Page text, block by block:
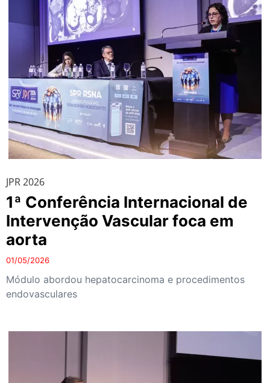
JPR 2026
1ª Conferência Internacional de
Intervenção Vascular foca em
aorta
01/05/2026
Módulo abordou hepatocarcinoma e procedimentos
endovasculares